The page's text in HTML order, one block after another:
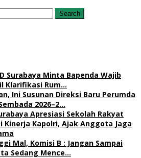
Surabaya Minta Bapenda Wajib
Klarifikasi Rum…
Ini Susunan Direksi Baru Perumda
2026–2…
Apresiasi Sekolah Rakyat
Kinerja Kapolri, Ajak Anggota Jaga
Mal, Komisi B : Jangan Sampai
Sedang Mence…